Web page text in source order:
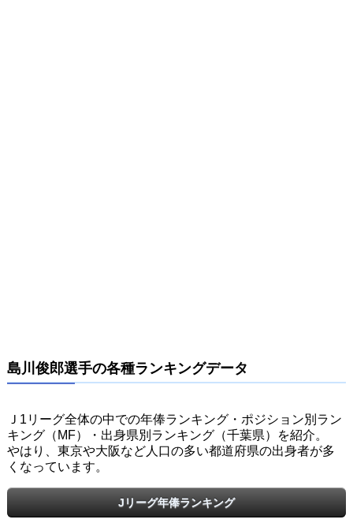
島川俊郎選手の各種ランキングデータ
Ｊ1リーグ全体の中での年俸ランキング・ポジション別ラン
キング（MF）・出身県別ランキング（千葉県）を紹介。
やはり、東京や大阪など人口の多い都道府県の出身者が多
くなっています。
Jリーグ年俸ランキング